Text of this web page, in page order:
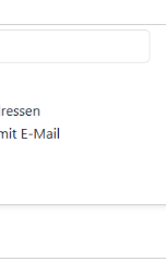
polygon
a
Draw
layers
Delete